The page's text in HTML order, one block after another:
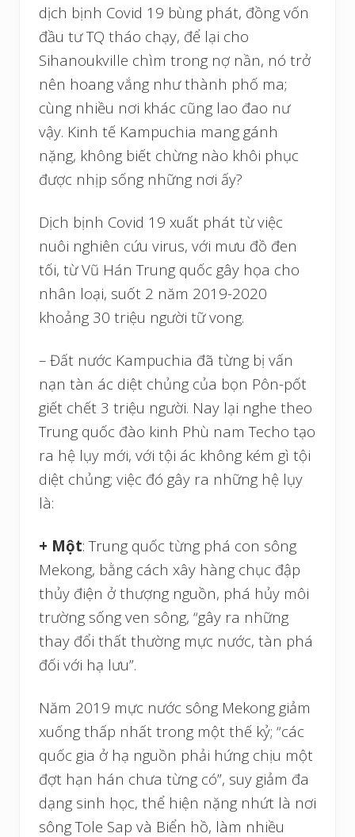
dịch bịnh Covid 19 bùng phát, đồng vốn
đầu tư TQ tháo chạy, để lại cho
Sihanoukville chìm trong nợ nần, nó trở
nên hoang vắng như thành phố ma;
cùng nhiều nơi khác cũng lao đao nư
vậy. Kinh tế Kampuchia mang gánh
nặng, không biết chừng nào khôi phục
được nhịp sống những nơi ấy?
Dịch bịnh Covid 19 xuất phát từ việc
nuôi nghiên cứu virus, với mưu đồ đen
tối, từ Vũ Hán Trung quốc gây họa cho
nhân loại, suốt 2 năm 2019-2020
khoảng 30 triệu người tữ vong.
– Đất nước Kampuchia đã từng bị vấn
nạn tàn ác diệt chủng của bọn Pôn-pốt
giết chết 3 triệu người. Nay lại nghe theo
Trung quốc đào kinh Phù nam Techo tạo
ra hệ lụy mới, với tội ác không kém gì tội
diệt chủng; việc đó gây ra những hệ lụy
là:
+ Một: Trung quốc từng phá con sông
Mekong, bằng cách xây hàng chục đập
thủy điện ở thượng nguồn, phá hủy môi
trường sống ven sông, “gây ra những
thay đổi thất thường mực nước, tàn phá
đối với hạ lưu”.
Năm 2019 ​​mực nước sông Mekong giảm
xuống thấp nhất trong một thế kỷ; “các
quốc gia ở hạ nguồn phải hứng chịu một
đợt hạn hán chưa từng có”, suy giảm đa
dạng sinh học, thể hiện nặng nhứt là nơi
sông Tole Sap và Biển hồ, làm nhiều